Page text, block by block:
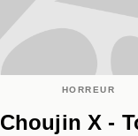
HORREUR
Choujin X -